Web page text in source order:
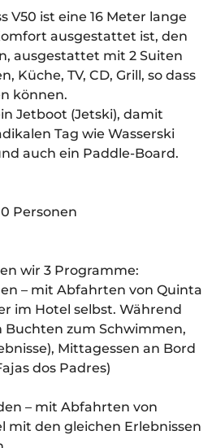
V50 ist eine 16 Meter lange
ausgestattet ist, den
ausgestattet mit 2 Suiten
Küche, TV, CD, Grill, so dass
können.
Jetboot (Jetski), damit
Tag wie Wasserski
auch ein Paddle-Board.
Personen
wir 3 Programme:
– mit Abfahrten von Quinta
im Hotel selbst. Während
Buchten zum Schwimmen,
Mittagessen an Bord
dos Padres)
– mit Abfahrten von
mit den gleichen Erlebnissen